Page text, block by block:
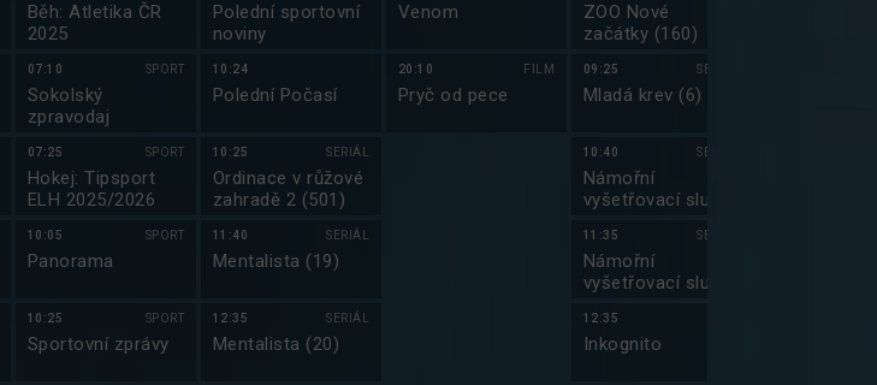
Běh: Atletika ČR
2025
07:10 SPORT
Sokolský
zpravodaj
07:25 SPORT
Hokej: Tipsport
ELH 2025/2026
10:05 SPORT
Panorama
10:25 SPORT
Sportovní zprávy
Polední sportovní
noviny
10:24
Polední Počasí
10:25 SERIÁL
Ordinace v růžové
zahradě 2 (501)
11:40 SERIÁL
Mentalista (19)
12:35 SERIÁL
Mentalista (20)
Venom
20:10 FILM
Pryč od pece
ZOO Nové
začátky (160)
09:25 SERIÁL
Mladá krev (6)
10:40 SERIÁL
Námořní
vyšetřovací služba
11:35 SERIÁL
Námořní
vyšetřovací služba
12:35
Inkognito